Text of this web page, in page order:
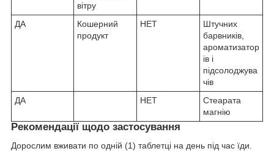
вітру
ДА
Кошерний
продукт
НЕТ
Штучних
барвників,
ароматизатор
ів і
підсолоджува
чів
ДА
НЕТ
Стеарата
магнію
Рекомендації щодо застосування
Дорослим вживати по одній (1) таблетці на день під час їди.